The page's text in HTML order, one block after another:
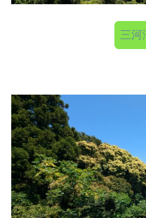
三河